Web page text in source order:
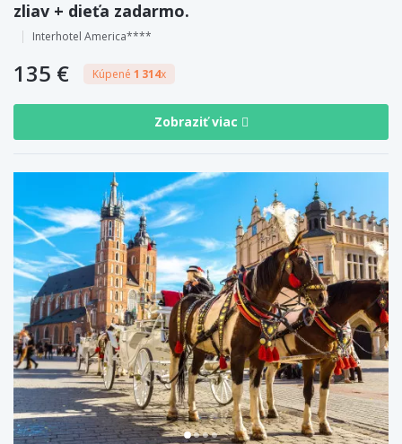
zliav + dieťa zadarmo.
Interhotel America****
135 € Kúpené 1 314x
Zobraziť viac